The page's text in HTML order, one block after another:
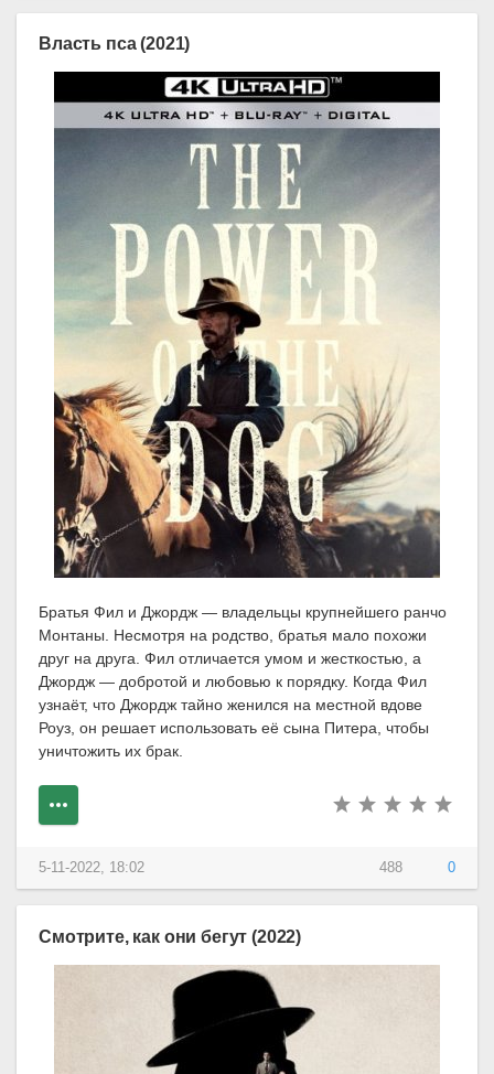
Власть пса (2021)
Братья Фил и Джордж — владельцы крупнейшего ранчо
Монтаны. Несмотря на родство, братья мало похожи
друг на друга. Фил отличается умом и жесткостью, а
Джордж — добротой и любовью к порядку. Когда Фил
узнаёт, что Джордж тайно женился на местной вдове
Роуз, он решает использовать её сына Питера, чтобы
уничтожить их брак.
488 0
5-11-2022, 18:02
Смотрите, как они бегут (2022)